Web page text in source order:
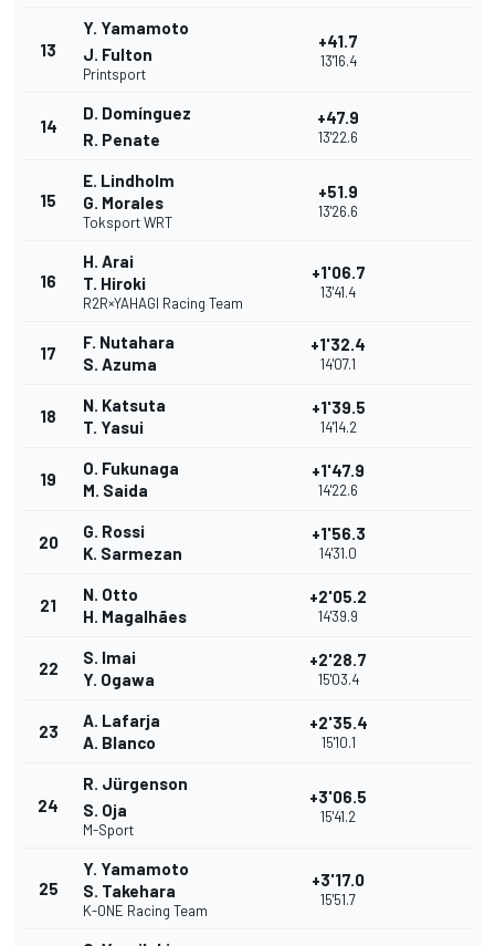
13
Y. Yamamoto
J. Fulton
Printsport
+41.7
13'16.4
14
D. Domínguez
R. Penate
+47.9
13'22.6
15
E. Lindholm
G. Morales
Toksport WRT
+51.9
13'26.6
16
H. Arai
T. Hiroki
R2R×YAHAGI Racing Team
+1'06.7
13'41.4
17
F. Nutahara
S. Azuma
+1'32.4
14'07.1
18
N. Katsuta
T. Yasui
+1'39.5
14'14.2
19
O. Fukunaga
M. Saida
+1'47.9
14'22.6
20
G. Rossi
K. Sarmezan
+1'56.3
14'31.0
21
N. Otto
H. Magalhães
+2'05.2
14'39.9
22
S. Imai
Y. Ogawa
+2'28.7
15'03.4
23
A. Lafarja
A. Blanco
+2'35.4
15'10.1
24
R. Jürgenson
S. Oja
M-Sport
+3'06.5
15'41.2
25
Y. Yamamoto
S. Takehara
K-ONE Racing Team
+3'17.0
15'51.7